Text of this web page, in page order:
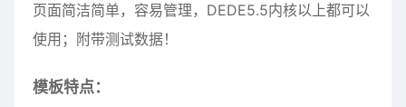
页面简洁简单，容易管理，DEDE5.5内核以上都可以
使用；附带测试数据！
模板特点：